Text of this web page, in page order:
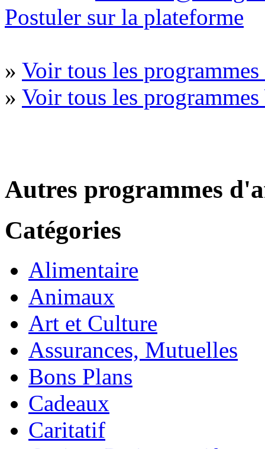
Postuler sur la plateforme
» Voir tous les
» Voir tous les
Autres programmes
Catégories
Alimentaire
Animaux
Art et Culture
Assurances, Mutuelles
Bons Plans
Cadeaux
Caritatif